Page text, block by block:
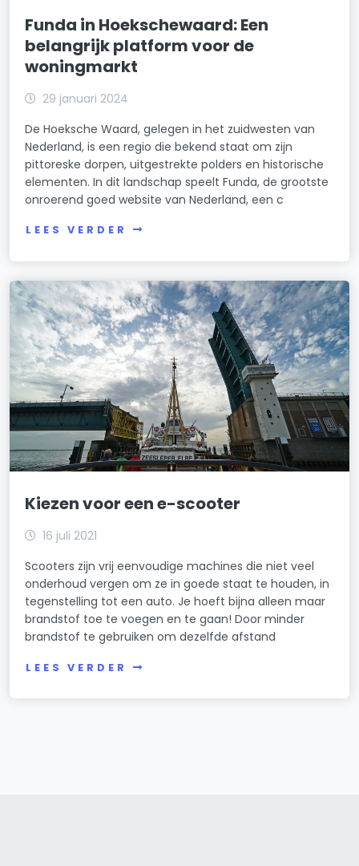
Funda in Hoekschewaard: Een
belangrijk platform voor de
woningmarkt
29 januari 2024
De Hoeksche Waard, gelegen in het zuidwesten van
Nederland, is een regio die bekend staat om zijn
pittoreske dorpen, uitgestrekte polders en historische
elementen. In dit landschap speelt Funda, de grootste
onroerend goed website van Nederland, een c
LEES VERDER
Kiezen voor een e-scooter
16 juli 2021
Scooters zijn vrij eenvoudige machines die niet veel
onderhoud vergen om ze in goede staat te houden, in
tegenstelling tot een auto. Je hoeft bijna alleen maar
brandstof toe te voegen en te gaan! Door minder
brandstof te gebruiken om dezelfde afstand
LEES VERDER